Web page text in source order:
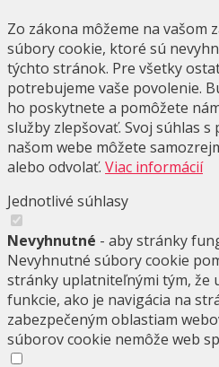
Zo zákona môžeme na vašom
súbory cookie, ktoré sú
týchto stránok. Pre všetky
potrebujeme vaše povolenie.
ho poskytnete a pomôžete
služby zlepšovať. Svoj súhlas
našom webe môžete
alebo odvolať. Viac informácií
Jednotlivé súhlasy
Nevyhnutné - aby stránky
Nevyhnutné súbory cookie
stránky uplatniteľnými tým, že
funkcie, ako je navigácia na
zabezpečeným oblastiam
súborov cookie nemôže web